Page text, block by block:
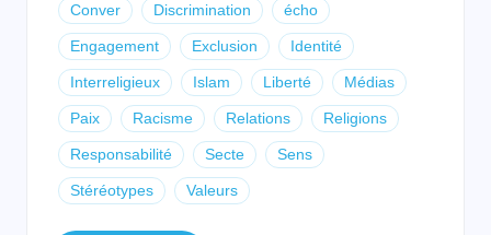
Conver Discrimination écho
Engagement Exclusion Identité
Interreligieux Islam Liberté Médias
Paix Racisme Relations Religions
Responsabilité Secte Sens
Stéréotypes Valeurs